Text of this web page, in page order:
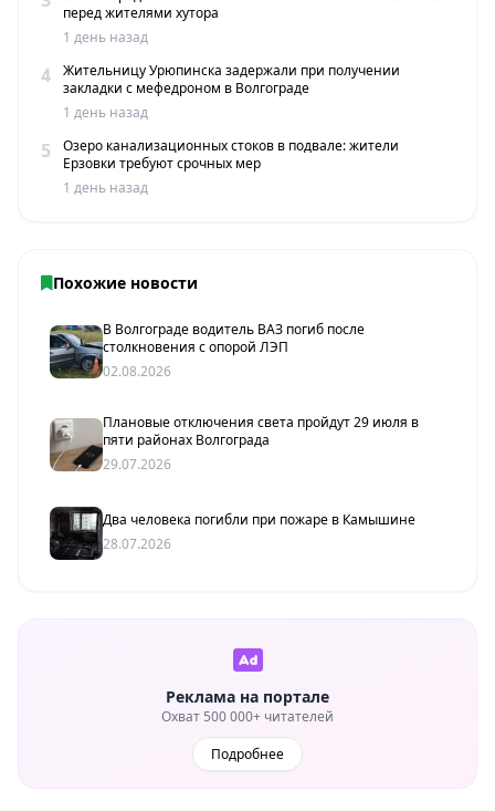
перед жителями хутора
1 день назад
4
Жительницу Урюпинска задержали при получении
закладки с мефедроном в Волгограде
1 день назад
5
Озеро канализационных стоков в подвале: жители
Ерзовки требуют срочных мер
1 день назад
Похожие новости
В Волгограде водитель ВАЗ погиб после
столкновения с опорой ЛЭП
02.08.2026
Плановые отключения света пройдут 29 июля в
пяти районах Волгограда
29.07.2026
Два человека погибли при пожаре в Камышине
28.07.2026
Реклама на портале
Охват 500 000+ читателей
Подробнее